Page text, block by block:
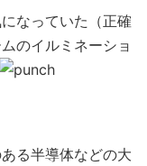
なっていた（正確
のイルミネーショ
る半導体などの大